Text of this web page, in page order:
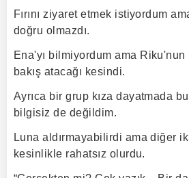
Fırını ziyaret etmek istiyordum
doğru olmazdı.
Ena'yı bilmiyordum ama Riku'nun
bakış atacağı kesindi.
Ayrıca bir grup kıza dayatmada
bilgisiz de değildim.
Luna aldırmayabilirdi ama diğer
kesinlikle rahatsız olurdu.